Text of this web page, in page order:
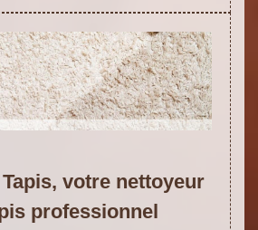
votre nettoyeur
professionnel